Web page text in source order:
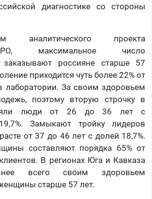
диагностике со стороны
проекта
максимальное число
заказывают россияне старше 57
приходится чуть более 22% от
лаборатории. За своим здоровьем
поэтому вторую строчку в
люди от 26 до 36 лет с
Замыкают тройку лидеров
от 37 до 46 лет с долей 18,7%.
составляют порядка 65% от
В регионах Юга и Кавказа
всего своим здоровьем
старше 57 лет.